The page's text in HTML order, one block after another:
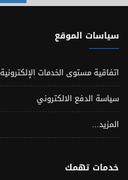
سياسات الموقع
اتفاقية مستوى الخدمات الإلكترونية
سياسة الدفع الالكتروني
المزيد...
خدمات تهمك